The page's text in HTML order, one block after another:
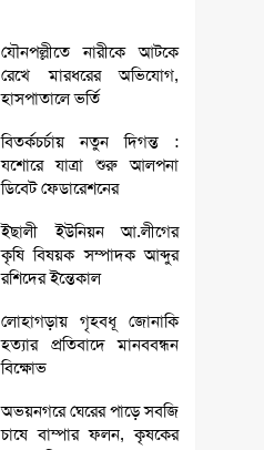
যৌনপল্লীতে নারীকে আটকে
রেখে মারধরের অভিযোগ,
হাসপাতালে ভর্তি
বিতর্কচর্চায় নতুন দিগন্ত :
যশোরে যাত্রা শুরু আলপনা
ডিবেট ফেডারেশনের
ইছালী ইউনিয়ন আ.লীগের
কৃষি বিষয়ক সম্পাদক আব্দুর
রশিদের ইন্তেকাল
লোহাগড়ায় গৃহবধূ জোনাকি
হত্যার প্রতিবাদে মানববন্ধন
বিক্ষোভ
অভয়নগরে ঘেরের পাড়ে সবজি
চাষে বাম্পার ফলন, কৃষকের